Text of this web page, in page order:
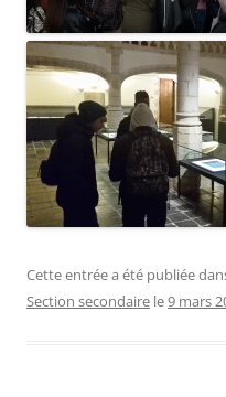
Cette entrée a été publiée
Section secondaire le9 mars